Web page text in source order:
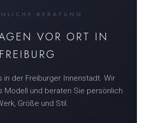
BERATUNG
VOR ORT IN
FREIBURG
in der Freiburger Innenstadt. Wir
Modell und beraten Sie persönlich
Größe und Stil.